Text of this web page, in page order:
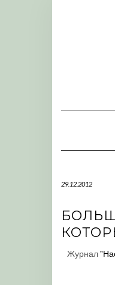
29.12.2012
Журнал